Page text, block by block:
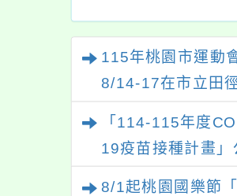
115年桃園市運動
8/14-17在市立田
「114-115年度
19疫苗接種計畫」
8/1起桃園國樂節